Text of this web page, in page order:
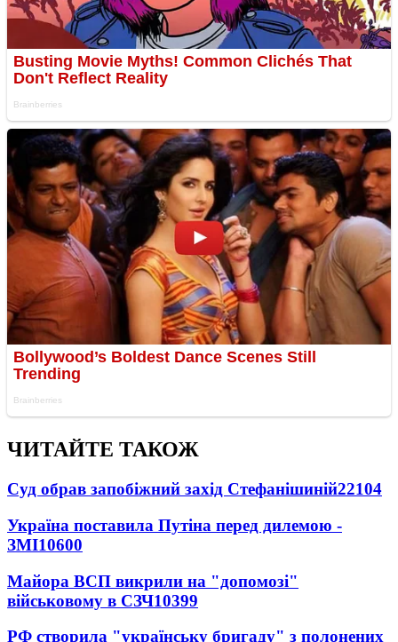
ЧИТАЙТЕ ТАКОЖ
Суд обрав запобіжний захід Стефанішиній22104
Україна поставила Путіна перед дилемою -
ЗМІ10600
Майора ВСП викрили на "допомозі"
військовому в СЗЧ10399
РФ створила "українську бригаду" з полонених